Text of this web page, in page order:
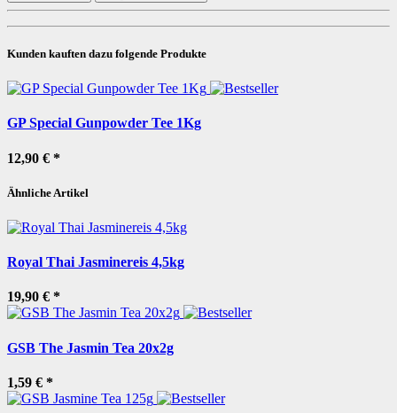
Kunden kauften dazu folgende Produkte
GP Special Gunpowder Tee 1Kg
12,90 € *
Ähnliche Artikel
Royal Thai Jasminereis 4,5kg
19,90 € *
GSB The Jasmin Tea 20x2g
1,59 € *